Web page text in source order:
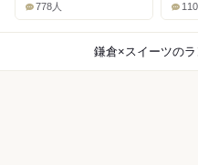
778人
鎌倉×スイーツの